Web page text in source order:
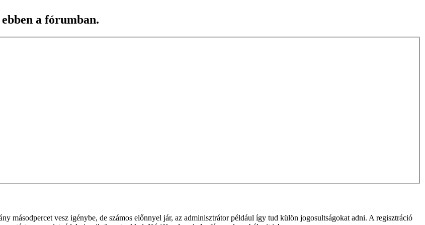
a fórumban.
másodpercet vesz igénybe, de számos előnnyel jár, az adminisztrátor például így tud külön jogosultságokat adni. A regisztráció